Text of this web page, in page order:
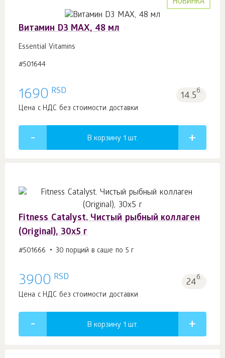
НОВИНКА
Витамин D3 MAX, 48 мл
Essential Vitamins
#501644
1690 RSD 14.5б.
Цена с НДС без стоимости доставки
В корзину 1 шт.
Fitness Catalyst. Чистый рыбный коллаген
(Original), 30x5 г
#501666 30 порций в саше по 5 г
3900 RSD 24б.
Цена с НДС без стоимости доставки
В корзину 1 шт.